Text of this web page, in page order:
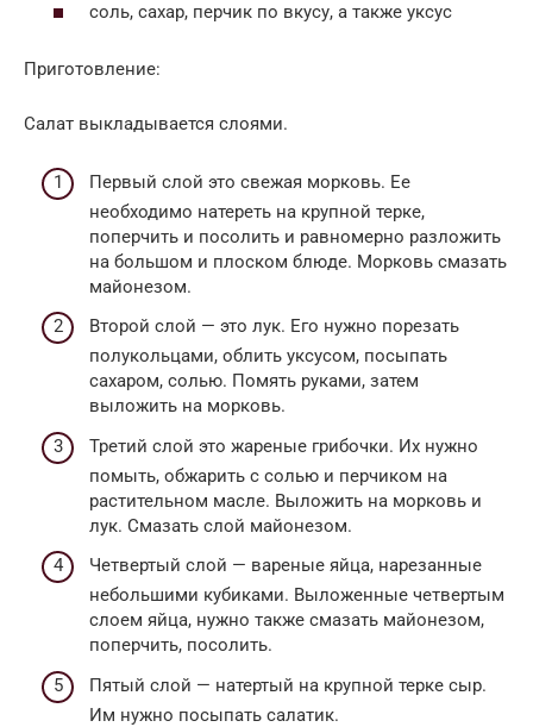
соль, сахар, перчик по вкусу, а также уксус
Приготовление:
Салат выкладывается слоями.
Первый слой это свежая морковь. Ее
необходимо натереть на крупной терке,
поперчить и посолить и равномерно разложить
на большом и плоском блюде. Морковь смазать
майонезом.
Второй слой — это лук. Его нужно порезать
полукольцами, облить уксусом, посыпать
сахаром, солью. Помять руками, затем
выложить на морковь.
Третий слой это жареные грибочки. Их нужно
помыть, обжарить с солью и перчиком на
растительном масле. Выложить на морковь и
лук. Смазать слой майонезом.
Четвертый слой — вареные яйца, нарезанные
небольшими кубиками. Выложенные четвертым
слоем яйца, нужно также смазать майонезом,
поперчить, посолить.
Пятый слой — натертый на крупной терке сыр.
Им нужно посыпать салатик.